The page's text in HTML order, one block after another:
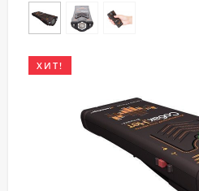
ХИТ!